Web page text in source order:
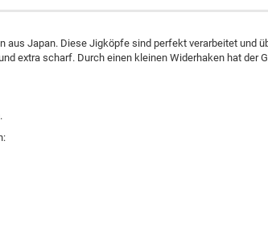
aus Japan. Diese Jigköpfe sind perfekt verarbeitet und
extra scharf. Durch einen kleinen Widerhaken hat der